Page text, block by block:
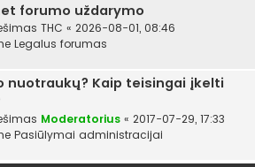
forumo uždarymo
THC « 2026-08-01, 08:46
Legalus forumas
nuotraukų? Kaip teisingai įkelti
Moderatorius « 2017-07-29, 17:33
Pasiūlymai administracijai